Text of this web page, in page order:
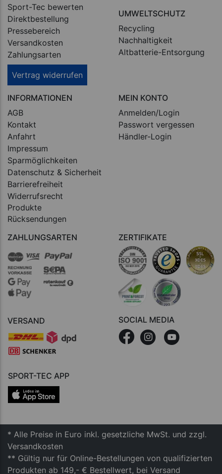
Sport-Tec bewerten
Direktbestellung
Pressebereich
Versandkosten
Zahlungsarten
Vertrag widerrufen
UMWELTSCHUTZ
Recycling
Nachhaltigkeit
Altbatterie-Entsorgung
INFORMATIONEN
AGB
Kontakt
Anfahrt
Impressum
Sparmöglichkeiten
Datenschutz & Sicherheit
Barrierefreiheit
Widerrufsrecht
Produkte
Rücksendungen
MEIN KONTO
Anmelden/Login
Passwort vergessen
Händler-Login
ZAHLUNGSARTEN
VERSAND
ZERTIFIKATE
SOCIAL MEDIA
SPORT-TEC APP
* Alle Preise in Euro inkl. gesetzliche MwSt. und zzgl.
Versandkosten
** Gültig nur für Online-Bestellungen von qualifizierten
Produkten ab 149,- € Bestellwert, bei Versand